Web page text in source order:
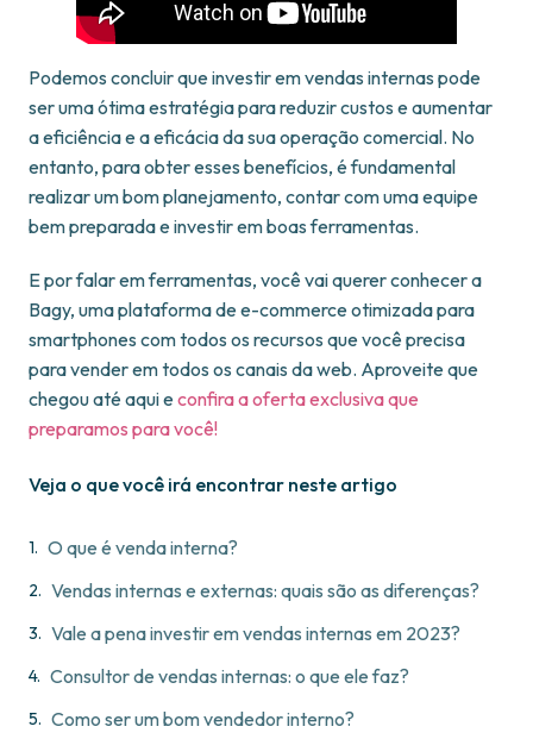
Podemos concluir que investir em vendas internas pode
ser uma ótima estratégia para reduzir custos e aumentar
a eficiência e a eficácia da sua operação comercial. No
entanto, para obter esses benefícios, é fundamental
realizar um bom planejamento, contar com uma equipe
bem preparada e investir em boas ferramentas.
E por falar em ferramentas, você vai querer conhecer a
Bagy, uma plataforma de e-commerce otimizada para
smartphones com todos os recursos que você precisa
para vender em todos os canais da web. Aproveite que
chegou até aqui econfira a oferta exclusiva que
preparamos para você!
Veja o que você irá encontrar neste artigo
O que é venda interna?
Vendas internas e externas: quais são as diferenças?
Vale a pena investir em vendas internas em 2023?
Consultor de vendas internas: o que ele faz?
Como ser um bom vendedor interno?